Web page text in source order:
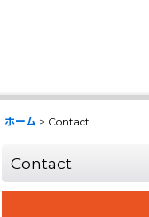
ホーム > Contact
Contact